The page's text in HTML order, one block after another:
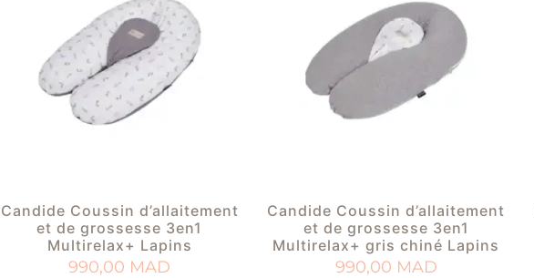
Candide Coussin d’allaitement
et de grossesse 3en1
Multirelax+ Lapins
990,00 MAD
Candide Coussin d’allaitement
et de grossesse 3en1
Multirelax+ gris chiné Lapins
990,00 MAD